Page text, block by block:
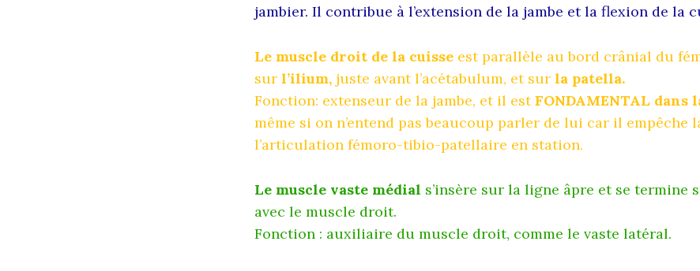
jambier. Il contribue à l’extension de la jambe et la flexion de la
Le muscle droit de la cuisse est parallèle au bord crânial du
sur l’ilium, juste avant l’acétabulum, et sur la patella.
Fonction: extenseur de la jambe, et il estFONDAMENTAL dans
même si on n’entend pas beaucoup parler de lui car il empêche
l’articulation fémoro-tibio-patellaire en station.
Le muscle vaste médial s’insère sur la ligne âpre et se termine
avec le muscle droit.
Fonction : auxiliaire du muscle droit, comme le vaste latéral.